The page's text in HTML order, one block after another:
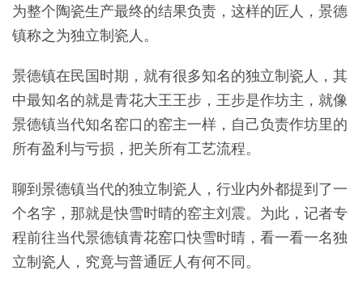
为整个陶瓷生产最终的结果负责，这样的匠人，景德
镇称之为独立制瓷人。
景德镇在民国时期，就有很多知名的独立制瓷人，其
中最知名的就是青花大王王步，王步是作坊主，就像
景德镇当代知名窑口的窑主一样，自己负责作坊里的
所有盈利与亏损，把关所有工艺流程。
聊到景德镇当代的独立制瓷人，行业内外都提到了一
个名字，那就是快雪时晴的窑主刘震。为此，记者专
程前往当代景德镇青花窑口快雪时晴，看一看一名独
立制瓷人，究竟与普通匠人有何不同。